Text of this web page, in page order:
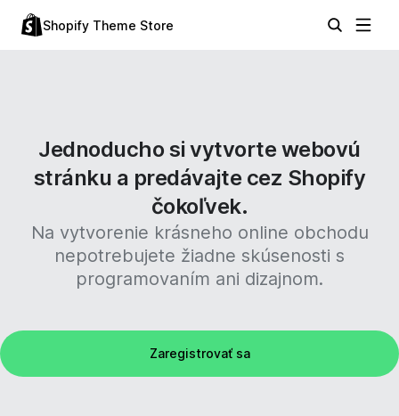
Shopify Theme Store
Jednoducho si vytvorte webovú
stránku a predávajte cez Shopify
čokoľvek.
Na vytvorenie krásneho online obchodu
nepotrebujete žiadne skúsenosti s
programovaním ani dizajnom.
Zaregistrovať sa